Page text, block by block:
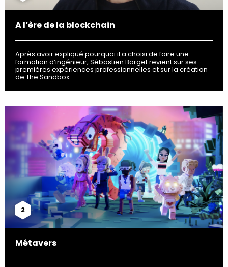
A l’ère de la blockchain
Après avoir expliqué pourquoi il a choisi de faire une
formation d’ingénieur, Sébastien Borget revient sur ses
premières expériences professionnelles et sur la création
de The Sandbox.
2
Métavers